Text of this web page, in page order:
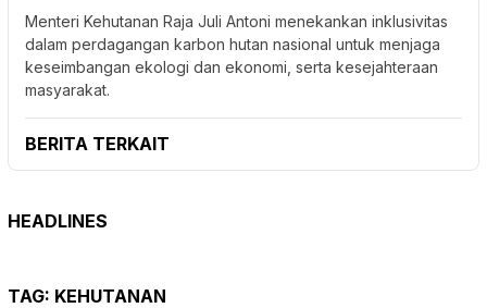
Menteri Kehutanan Raja Juli Antoni menekankan inklusivitas
dalam perdagangan karbon hutan nasional untuk menjaga
keseimbangan ekologi dan ekonomi, serta kesejahteraan
masyarakat.
BERITA TERKAIT
HEADLINES
TAG: KEHUTANAN